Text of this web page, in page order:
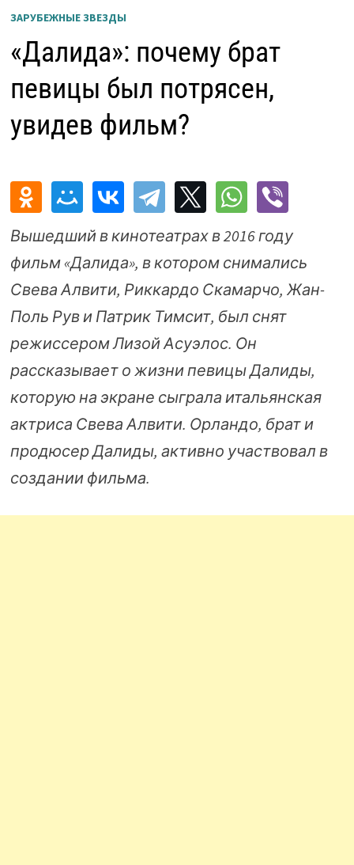
ЗАРУБЕЖНЫЕ ЗВЕЗДЫ
«Далида»: почему брат
певицы был потрясен,
увидев фильм?
Вышедший в кинотеатрах в 2016 году
фильм «Далида», в котором снимались
Свева Алвити, Риккардо Скамарчо, Жан-
Поль Рув и Патрик Тимсит, был снят
режиссером Лизой Асуэлос. Он
рассказывает о жизни певицы Далиды,
которую на экране сыграла итальянская
актриса Свева Алвити. Орландо, брат и
продюсер Далиды, активно участвовал в
создании фильма.